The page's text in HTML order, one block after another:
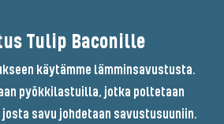
Tulip Baconille
käytämme lämminsavustusta.
pyökkilastuilla, jotka poltetaan
savu johdetaan savustusuuniin.